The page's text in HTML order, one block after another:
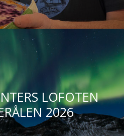
LOFOTEN
2026